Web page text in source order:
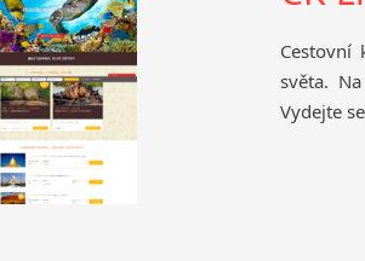
Cestovní
světa.
Vydejte